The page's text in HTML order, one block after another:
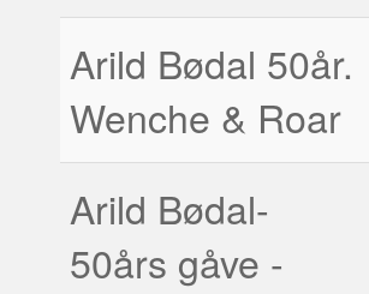
Arild Bødal 50år.
Wenche & Roar
Arild Bødal-
50års gåve -